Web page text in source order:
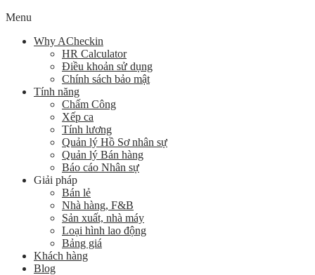
Menu
Why ACheckin
HR Calculator
Điều khoản sử dụng
Chính sách bảo mật
Tính năng
Chấm Công
Xếp ca
Tính lương
Quản lý Hồ Sơ nhân sự
Quản lý Bán hàng
Báo cáo Nhân sự
Giải pháp
Bán lẻ
Nhà hàng, F&B
Sản xuất, nhà máy
Loại hình lao động
Bảng giá
Khách hàng
Blog